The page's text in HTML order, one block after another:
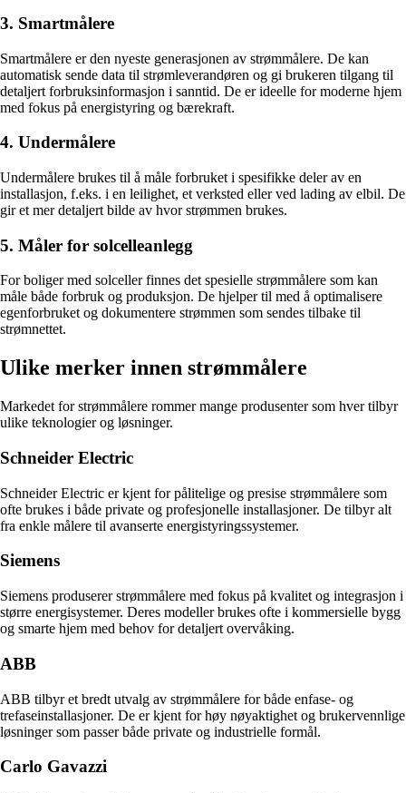
3. Smartmålere
Smartmålere er den nyeste generasjonen av strømmålere. De kan
automatisk sende data til strømleverandøren og gi brukeren tilgang til
detaljert forbruksinformasjon i sanntid. De er ideelle for moderne hjem
med fokus på energistyring og bærekraft.
4. Undermålere
Undermålere brukes til å måle forbruket i spesifikke deler av en
installasjon, f.eks. i en leilighet, et verksted eller ved lading av elbil. De
gir et mer detaljert bilde av hvor strømmen brukes.
5. Måler for solcelleanlegg
For boliger med solceller finnes det spesielle strømmålere som kan
måle både forbruk og produksjon. De hjelper til med å optimalisere
egenforbruket og dokumentere strømmen som sendes tilbake til
strømnettet.
Ulike merker innen strømmålere
Markedet for strømmålere rommer mange produsenter som hver tilbyr
ulike teknologier og løsninger.
Schneider Electric
Schneider Electric er kjent for pålitelige og presise strømmålere som
ofte brukes i både private og profesjonelle installasjoner. De tilbyr alt
fra enkle målere til avanserte energistyringssystemer.
Siemens
Siemens produserer strømmålere med fokus på kvalitet og integrasjon i
større energisystemer. Deres modeller brukes ofte i kommersielle bygg
og smarte hjem med behov for detaljert overvåking.
ABB
ABB tilbyr et bredt utvalg av strømmålere for både enfase- og
trefaseinstallasjoner. De er kjent for høy nøyaktighet og brukervennlige
løsninger som passer både private og industrielle formål.
Carlo Gavazzi